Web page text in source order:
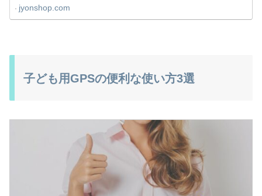
jyonshop.com
子ども用GPSの便利な使い方3選